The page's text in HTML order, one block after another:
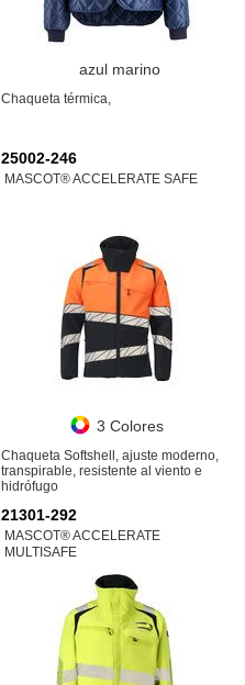
azul marino
Chaqueta térmica,
25002-246
MASCOT® ACCELERATE SAFE
3 Colores
Chaqueta Softshell, ajuste moderno,
transpirable, resistente al viento e
hidrófugo
21301-292
MASCOT® ACCELERATE
MULTISAFE